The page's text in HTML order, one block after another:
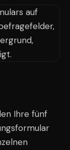
Ihre fünf